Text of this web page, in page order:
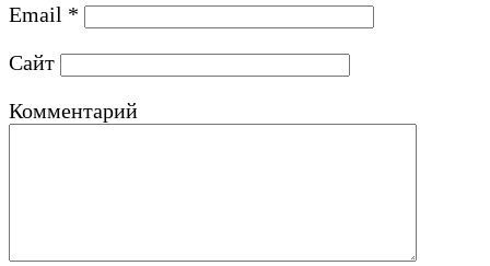
Email *
Сайт
Комментарий